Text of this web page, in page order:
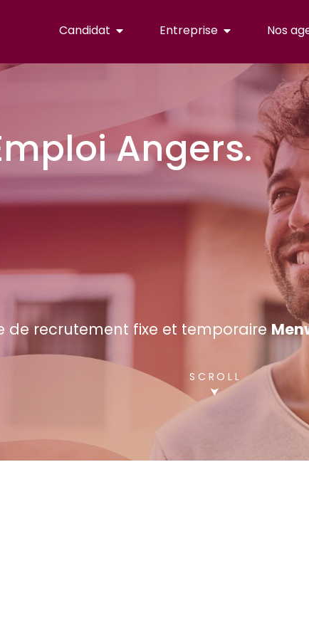
Candidat Entreprise Nos
Angers.
de recrutement fixe et temporaire
SCROLL
⮟